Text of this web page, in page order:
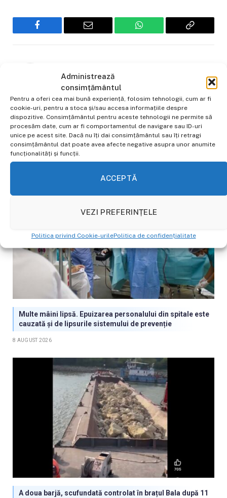
Administrează
consimțământul
Pentru a oferi cea mai bună experiență, folosim tehnologii, cum ar fi
cookie-uri, pentru a stoca și/sau accesa informațiile despre
dispozitive. Consimțământul pentru aceste tehnologii ne permite să
procesăm date, cum ar fi comportamentul de navigare sau ID-uri
unice pe acest site. Dacă nu îți dai consimțământul sau îți retragi
consimțământul dat poate avea afecte negative asupra unor anumite
funcționalități și funcții.
ACCEPTĂ
VEZI PREFERINȚELE
Politica privind Cookie-urilePolitica de confidențialitate
Facebook Email WhatsApp
Copiaza
Website
Jurnalist pasionat de actualitate, cu
experiență în presa online din 2022.
ALTE STIRI
Multe mâini lipsă. Epuizarea personalului din spitale este
cauzată și de lipsurile sistemului de prevenție
8 AUGUST 2026
A doua barjă, scufundată controlat în brațul Bala după 11